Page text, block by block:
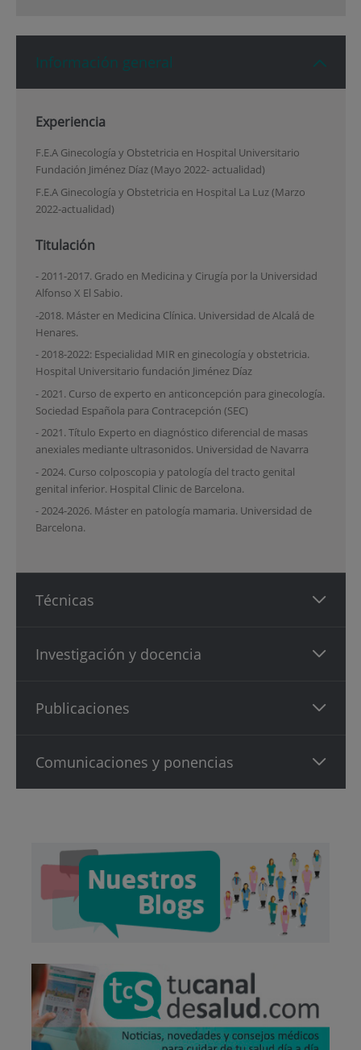
Información general
Experiencia
F.E.A Ginecología y Obstetricia en Hospital Universitario
Fundación Jiménez Díaz (Mayo 2022- actualidad)
F.E.A Ginecología y Obstetricia en Hospital La Luz (Marzo
2022-actualidad)
Titulación
- 2011-2017. Grado en Medicina y Cirugía por la Universidad
Alfonso X El Sabio.
-2018. Máster en Medicina Clínica. Universidad de Alcalá de
Henares.
- 2018-2022: Especialidad MIR en ginecología y obstetricia.
Hospital Universitario fundación Jiménez Díaz
- 2021. Curso de experto en anticoncepción para ginecología.
Sociedad Española para Contracepción (SEC)
- 2021. Título Experto en diagnóstico diferencial de masas
anexiales mediante ultrasonidos. Universidad de Navarra
- 2024. Curso colposcopia y patología del tracto genital
genital inferior. Hospital Clinic de Barcelona.
- 2024-2026. Máster en patología mamaria. Universidad de
Barcelona.
Técnicas
Investigación y docencia
Publicaciones
Comunicaciones y ponencias